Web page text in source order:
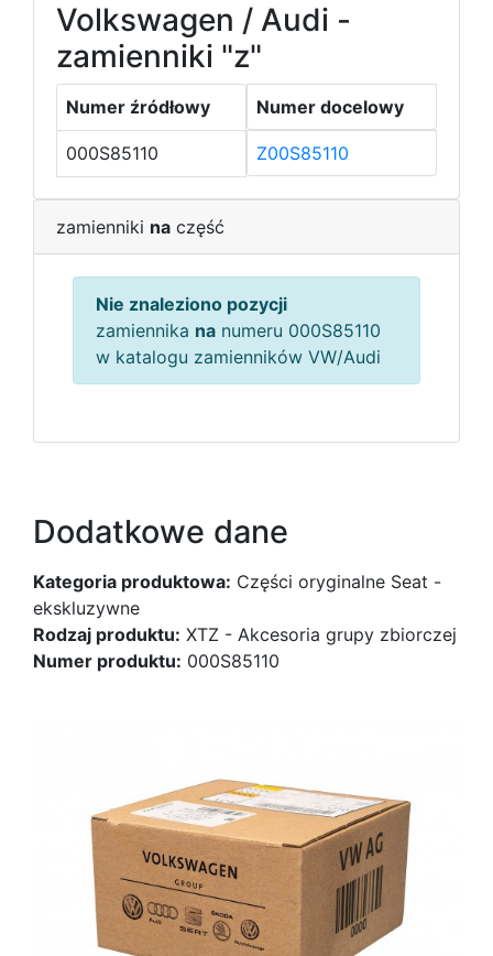
Volkswagen / Audi -
zamienniki "z"
Numer źródłowy Numer docelowy
000S85110 Z00S85110
zamienniki na część
Nie znaleziono pozycji
zamiennika na numeru 000S85110
w katalogu zamienników VW/Audi
Dodatkowe dane
Kategoria produktowa: Części oryginalne Seat -
ekskluzywne
Rodzaj produktu: XTZ - Akcesoria grupy zbiorczej
Numer produktu: 000S85110